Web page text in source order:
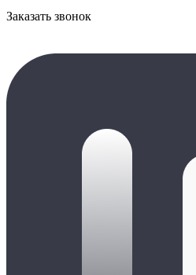
Заказать звонок